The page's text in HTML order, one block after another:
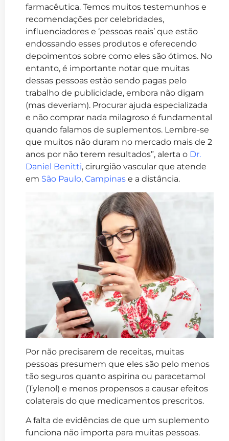
farmacêutica. Temos muitos testemunhos e
recomendações por celebridades,
influenciadores e ‘pessoas reais’ que estão
endossando esses produtos e oferecendo
depoimentos sobre como eles são ótimos. No
entanto, é importante notar que muitas
dessas pessoas estão sendo pagas pelo
trabalho de publicidade, embora não digam
(mas deveriam). Procurar ajuda especializada
e não comprar nada milagroso é fundamental
quando falamos de suplementos. Lembre-se
que muitos não duram no mercado mais de 2
anos por não terem resultados”, alerta o Dr.
Daniel Benitti, cirurgião vascular que atende
em São Paulo, Campinas e a distância.
Por não precisarem de receitas, muitas
pessoas presumem que eles são pelo menos
tão seguros quanto aspirina ou paracetamol
(Tylenol) e menos propensos a causar efeitos
colaterais do que medicamentos prescritos.
A falta de evidências de que um suplemento
funciona não importa para muitas pessoas.